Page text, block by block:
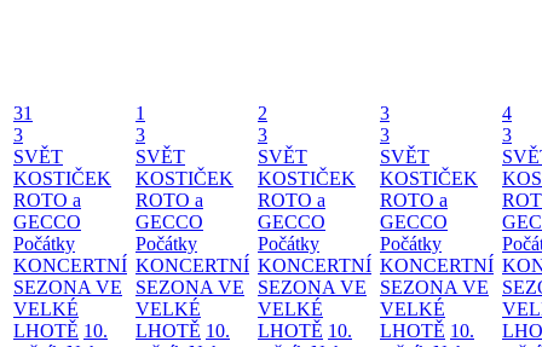
31
3
SVĚT
KOSTIČEK
ROTO a
GECCO
Počátky
KONCERTNÍ
SEZONA VE
VELKÉ
LHOTĚ 10.
1
3
SVĚT
KOSTIČEK
ROTO a
GECCO
Počátky
KONCERTNÍ
SEZONA VE
VELKÉ
LHOTĚ 10.
2
3
SVĚT
KOSTIČEK
ROTO a
GECCO
Počátky
KONCERTNÍ
SEZONA VE
VELKÉ
LHOTĚ 10.
3
3
SVĚT
KOSTIČEK
ROTO a
GECCO
Počátky
KONCERTNÍ
SEZONA VE
VELKÉ
LHOTĚ 10.
4
3